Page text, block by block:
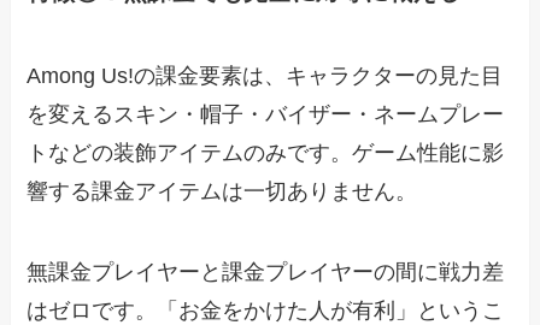
Among Us!の課金要素は、キャラクターの見た目
を変えるスキン・帽子・バイザー・ネームプレー
トなどの装飾アイテムのみです。ゲーム性能に影
響する課金アイテムは一切ありません。
無課金プレイヤーと課金プレイヤーの間に戦力差
はゼロです。「お金をかけた人が有利」というこ